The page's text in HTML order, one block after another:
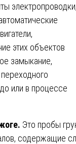
электропроводки,
этих объектов
замыкание,
или в процессе
Это пробы
содержащие